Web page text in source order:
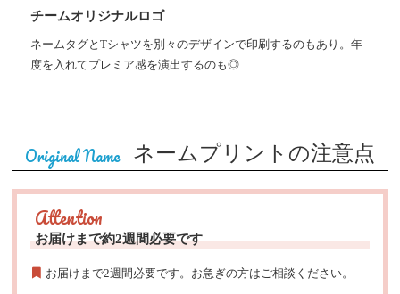
チームオリジナルロゴ
ネームタグとTシャツを別々のデザインで印刷するのもあり。年
度を入れてプレミア感を演出するのも◎
Original Name ネームプリントの注意点
Attention
お届けまで約2週間必要です
お届けまで2週間必要です。お急ぎの方はご相談ください。